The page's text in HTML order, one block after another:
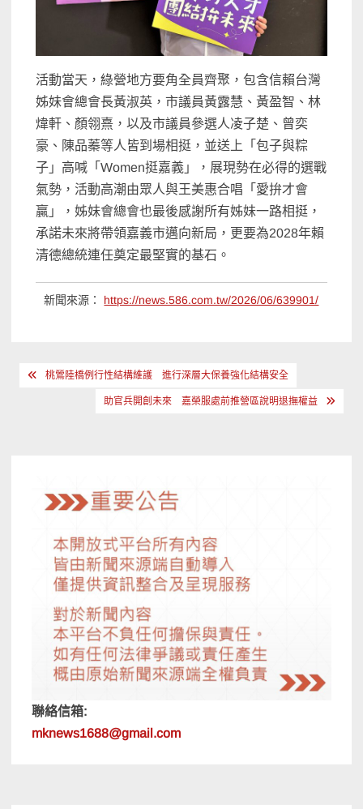
活動當天，綠營地方要角全員齊聚，包含信賴台灣
姊妹會總會長黃淑英，市議員黃露慧、黃盈智、林
煒軒、顏翎熹，以及市議員參選人凌子楚、曾奕
豪、陳品蓁等人皆到場相挺，並送上「包子與粽
子」高喊「Women挺嘉義」，展現勢在必得的選戰
氣勢，活動高潮由眾人與王美惠合唱「愛拚才會
贏」，姊妹會總會也最後感謝所有姊妹一路相挺，
承諾未來將帶領嘉義市邁向新局，更要為2028年賴
清德總統連任奠定最堅實的基石。
新聞來源： https://news.586.com.tw/2026/06/639901/
文 桃鶯陸橋例行性結構維護 進行深層大保養強化結構安全
助官兵開創未來 嘉榮服處前推營區說明退撫權益
聯絡信箱:
mknews1688@gmail.com